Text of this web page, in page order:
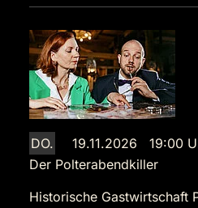
DO.
19.11.2026 19:00
Der Polterabendkiller
Historische Gastwirtschaft